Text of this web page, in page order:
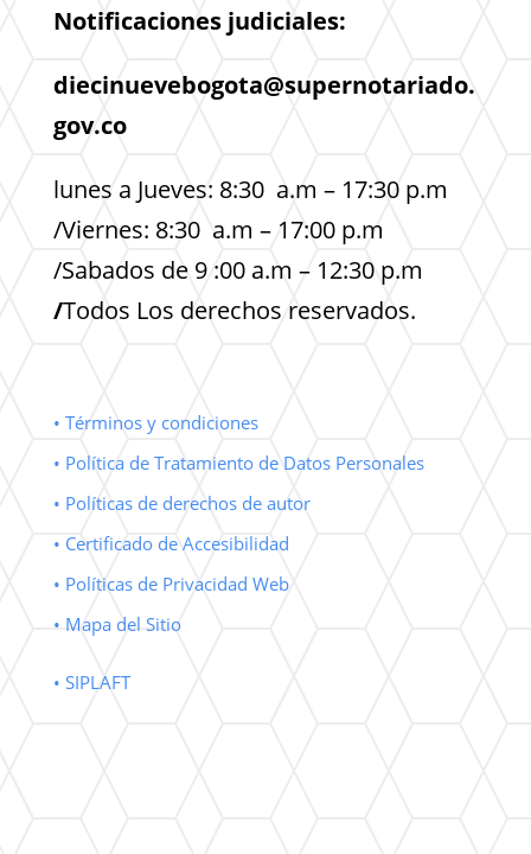
Notificaciones judiciales:
diecinuevebogota@supernotariado.
gov.co
lunes a Jueves: 8:30 a.m – 17:30 p.m
/Viernes: 8:30 a.m – 17:00 p.m
/Sabados de 9 :00 a.m – 12:30 p.m
/Todos Los derechos reservados.
• Términos y condiciones
• Política de Tratamiento de Datos Personales
• Políticas de derechos de autor
• Certificado de Accesibilidad
• Políticas de Privacidad Web
• Mapa del Sitio
• SIPLAFT